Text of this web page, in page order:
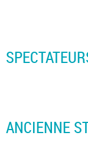
ANCIENNE